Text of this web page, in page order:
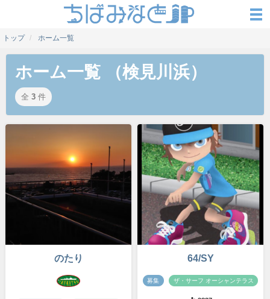
トップ ホーム一覧
ホーム一覧 （検見川浜）
全 3 件
のたり 64/SY
募集 ザ・サーフ オーシャンテラス